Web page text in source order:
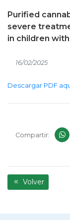
Purified
severe
in children
16/02/2025
Descargar PDF
Compartir:
Volver